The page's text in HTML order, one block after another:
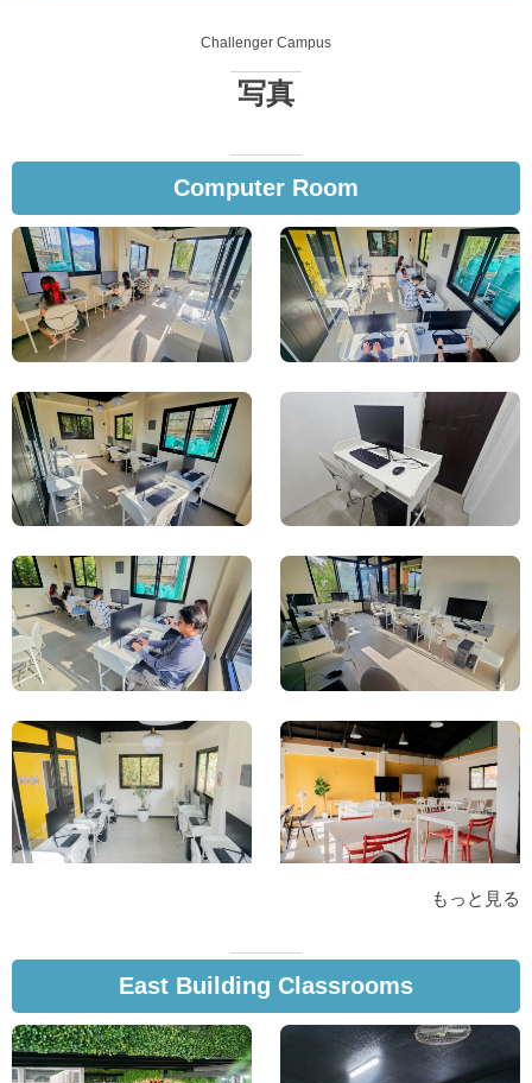
Challenger Campus
写真
Computer Room
もっと見る
East Building Classrooms